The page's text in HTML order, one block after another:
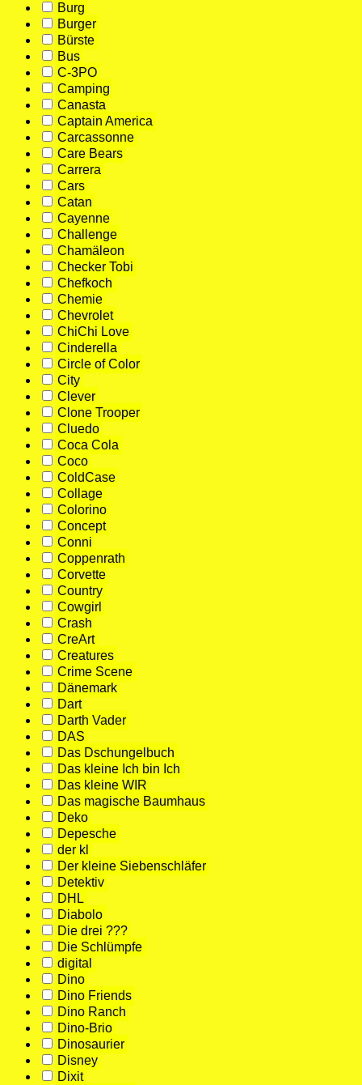
Burg
Burger
Bürste
Bus
C-3PO
Camping
Canasta
Captain America
Carcassonne
Care Bears
Carrera
Cars
Catan
Cayenne
Challenge
Chamäleon
Checker Tobi
Chefkoch
Chemie
Chevrolet
ChiChi Love
Cinderella
Circle of Color
City
Clever
Clone Trooper
Cluedo
Coca Cola
Coco
ColdCase
Collage
Colorino
Concept
Conni
Coppenrath
Corvette
Country
Cowgirl
Crash
CreArt
Creatures
Crime Scene
Dänemark
Dart
Darth Vader
DAS
Das Dschungelbuch
Das kleine Ich bin Ich
Das kleine WIR
Das magische Baumhaus
Deko
Depesche
der kl
Der kleine Siebenschläfer
Detektiv
DHL
Diabolo
Die drei ???
Die Schlümpfe
digital
Dino
Dino Friends
Dino Ranch
Dino-Brio
Dinosaurier
Disney
Dixit